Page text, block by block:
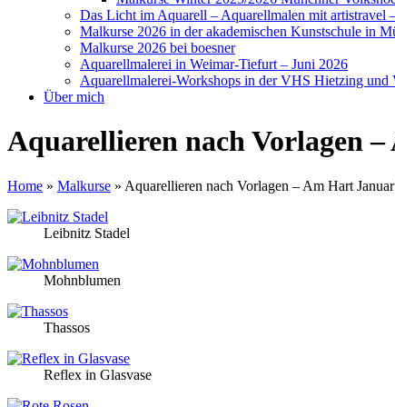
Das Licht im Aquarell – Aquarellmalen mit artistravel
Malkurse 2026 in der akademischen Kunstschule in
Malkurse 2026 bei boesner
Aquarellmalerei in Weimar-Tiefurt – Juni 2026
Aquarellmalerei-Workshops in der VHS Hietzing
Über mich
Aquarellieren nach Vorlagen
Home » Malkurse » Aquarellieren nach Vorlagen – Am Hart
Leibnitz Stadel
Mohnblumen
Thassos
Reflex in Glasvase